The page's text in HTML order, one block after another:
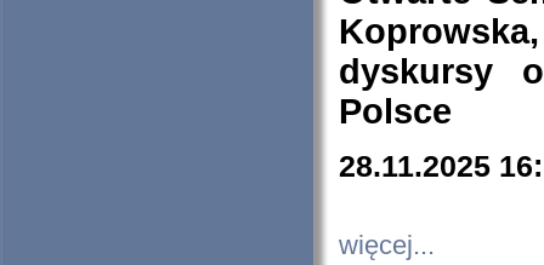
dyskursy
Polsce
28.11.2025
więcej...